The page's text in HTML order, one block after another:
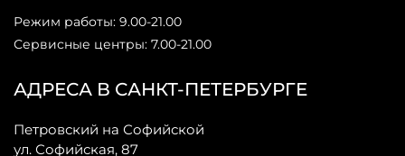
АДРЕСА В САНКТ-ПЕТЕРБУРГЕ
Петровский на Софийской
ул. Софийская, 87
Режим работы: 9.00-21.00
Сервисные центры: 7.00-21.00